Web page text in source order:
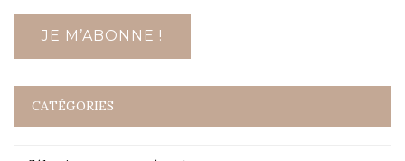
CATÉGORIES
Catégories